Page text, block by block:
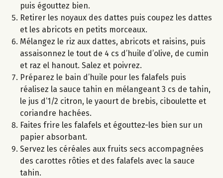
puis égouttez bien.
Retirer les noyaux des dattes puis coupez les dattes
et les abricots en petits morceaux.
Mélangez le riz aux dattes, abricots et raisins, puis
assaisonnez le tout de 4 cs d’huile d’olive, de cumin
et raz el hanout. Salez et poivrez.
Préparez le bain d’huile pour les falafels puis
réalisez la sauce tahin en mélangeant 3 cs de tahin,
le jus d’1/2 citron, le yaourt de brebis, ciboulette et
coriandre hachées.
Faites frire les falafels et égouttez-les bien sur un
papier absorbant.
Servez les céréales aux fruits secs accompagnées
des carottes rôties et des falafels avec la sauce
tahin.